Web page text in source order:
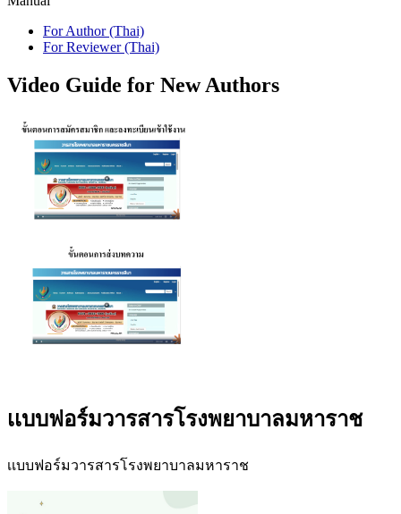
For Author (Thai)
For Reviewer (Thai)
Video Guide for New Authors
เเบบฟอร์มวารสารโรงพยาบาลมหาราช
เเบบฟอร์มวารสารโรงพยาบาลมหาราช